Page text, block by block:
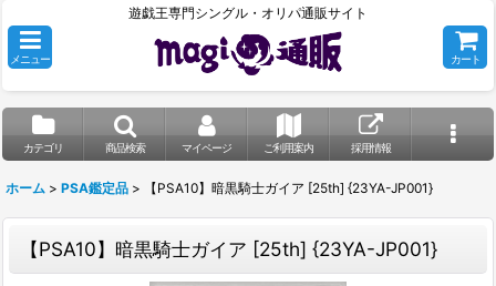
遊戯王専門シングル・オリパ通販サイト
メニュー カート
カテゴリ 商品検索 マイページ ご利用案内 採用情報
ホーム > PSA鑑定品 > 【PSA10】暗黒騎士ガイア [25th] {23YA-JP001}
【PSA10】暗黒騎士ガイア [25th] {23YA-JP001}